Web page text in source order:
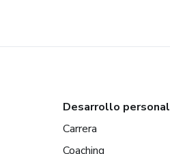
Desarrollo personal
Carrera
Coaching